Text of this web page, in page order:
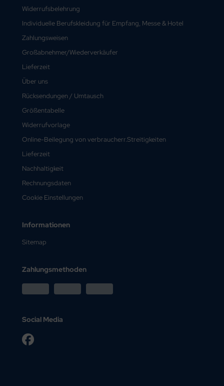
Widerrufsbelehrung
Individuelle Berufskleidung für Empfang, Messe & Hotel
Zahlungsweisen
Großabnehmer/Wiederverkäufer
Lieferzeit
Über uns
Rücksendungen / Umtausch
Größentabelle
Widerrufvorlage
Online-Beilegung von verbraucherr.Streitigkeiten
Lieferzeit
Nachhaltigkeit
Rechnungsdaten
Cookie Einstellungen
Informationen
Sitemap
Zahlungsmethoden
Social Media